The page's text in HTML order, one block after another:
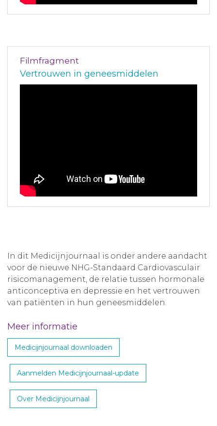
Filmfragment
Vertrouwen in geneesmiddelen
In dit Medicijnjournaal is onder andere aandacht
voor de nieuwe NHG-Standaard Cardiovasculair
risicomanagement, de relatie tussen hormonale
anticonceptiva en depressie en het vertrouwen
van patiënten in hun geneesmiddelen.
Meer informatie
Medicijnjournaal downloaden
Aanmelden Medicijnjournaal-update
Over Medicijnjournaal